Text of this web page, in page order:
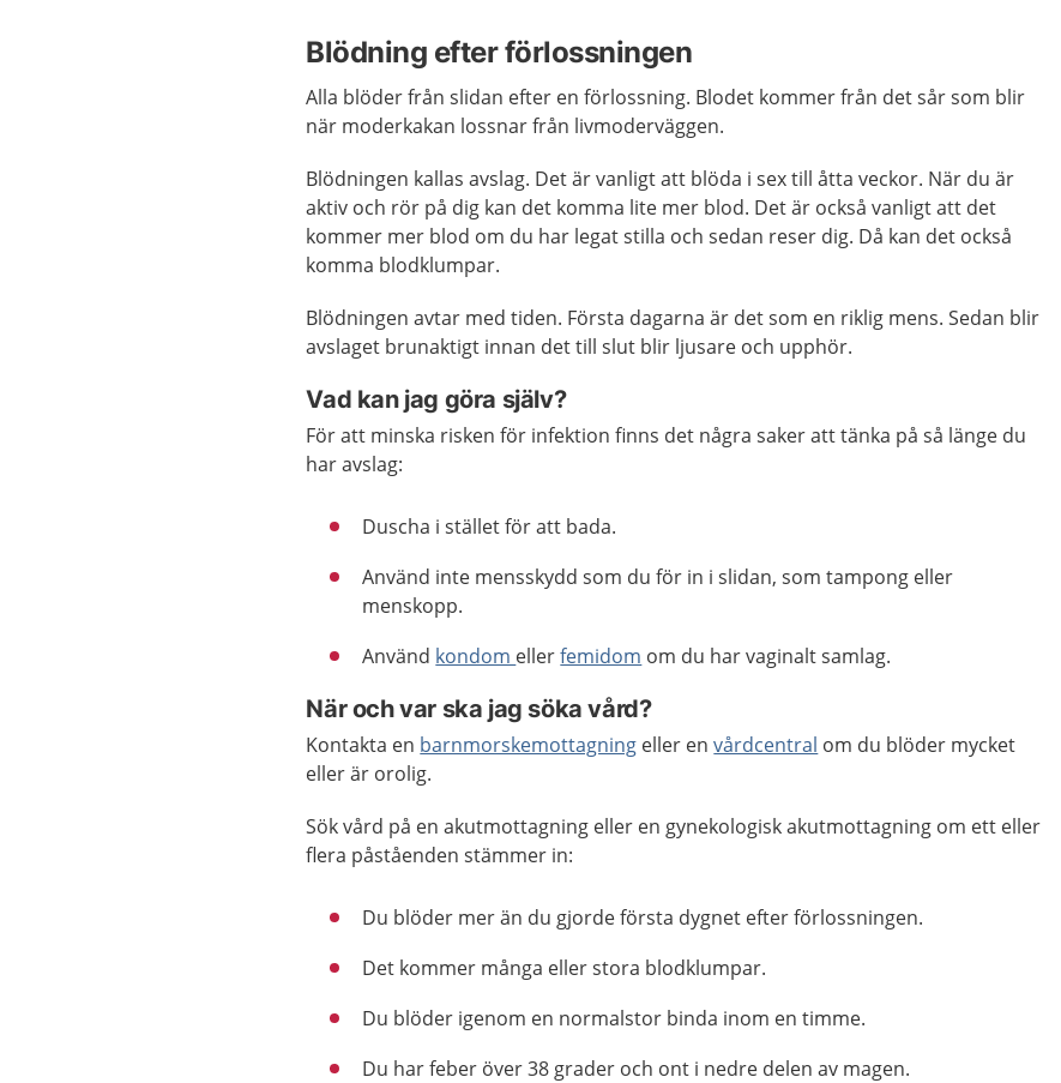
Blödning efter förlossningen
Alla blöder från slidan efter en förlossning. Blodet kommer från det sår som blir
när moderkakan lossnar från livmoderväggen.
Blödningen kallas avslag. Det är vanligt att blöda i sex till åtta veckor. När du är
aktiv och rör på dig kan det komma lite mer blod. Det är också vanligt att det
kommer mer blod om du har legat stilla och sedan reser dig. Då kan det också
komma blodklumpar.
Blödningen avtar med tiden. Första dagarna är det som en riklig mens. Sedan blir
avslaget brunaktigt innan det till slut blir ljusare och upphör.
Vad kan jag göra själv?
För att minska risken för infektion finns det några saker att tänka på så länge du
har avslag:
Duscha i stället för att bada.
Använd inte mensskydd som du för in i slidan, som tampong eller
menskopp.
Använd kondom ellerfemidom om du har vaginalt samlag.
När och var ska jag söka vård?
Kontakta en barnmorskemottagning eller envårdcentral om du blöder mycket
eller är orolig.
Sök vård på en akutmottagning eller en gynekologisk akutmottagning om ett eller
flera påståenden stämmer in:
Du blöder mer än du gjorde första dygnet efter förlossningen.
Det kommer många eller stora blodklumpar.
Du blöder igenom en normalstor binda inom en timme.
Du har feber över 38 grader och ont i nedre delen av magen.